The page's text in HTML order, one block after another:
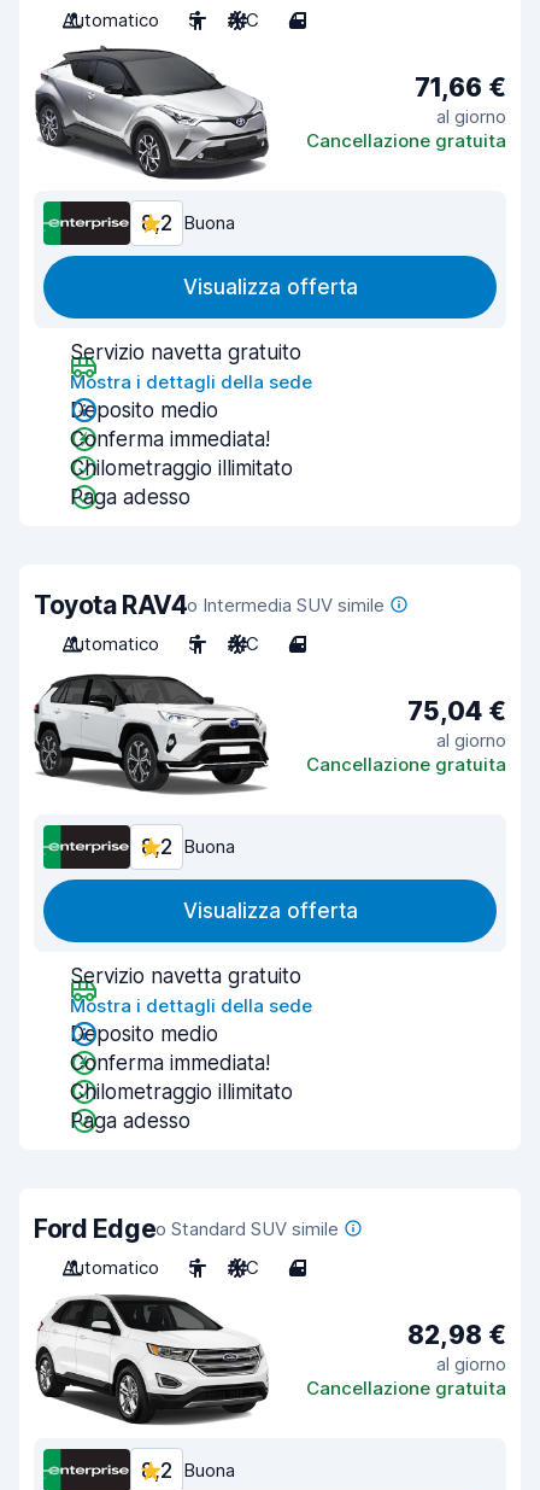
Automatico 5 A/C 4
71,66 €
al giorno
Cancellazione gratuita
8,2 Buona
Visualizza offerta
Servizio navetta gratuito
Mostra i dettagli della sede
Deposito medio
Conferma immediata!
Chilometraggio illimitato
Paga adesso
Toyota RAV4o Intermedia SUV simile
Automatico
5 A/C 4
75,04 €
al giorno
Cancellazione gratuita
8,2 Buona
Visualizza offerta
Servizio navetta gratuito
Mostra i dettagli della sede
Deposito medio
Conferma immediata!
Chilometraggio illimitato
Paga adesso
Ford Edgeo Standard SUV simile
Automatico
5 A/C 4
82,98 €
al giorno
Cancellazione gratuita
8,2 Buona